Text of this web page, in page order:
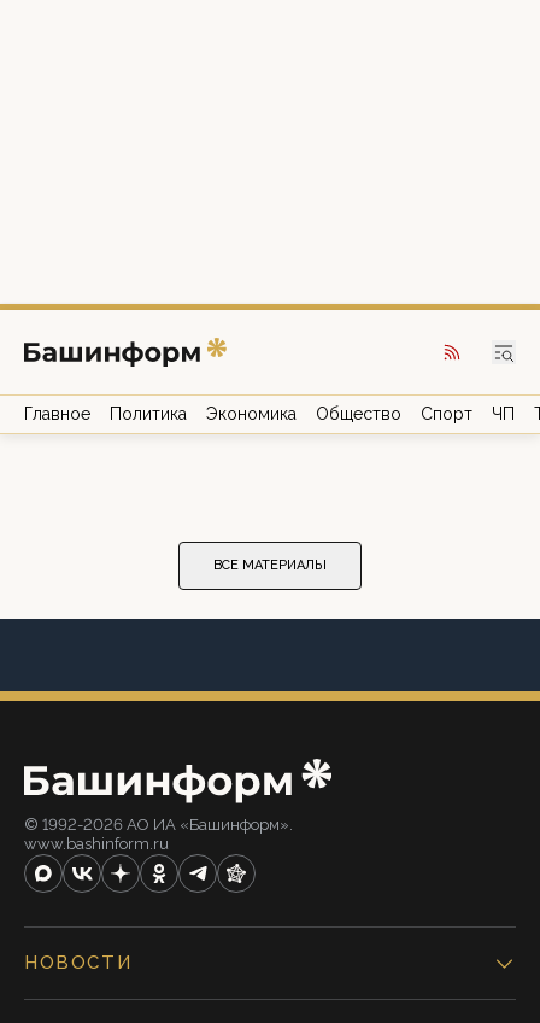
Главное Политика Экономика Общество Спорт ЧП
ВСЕ МАТЕРИАЛЫ
© 1992-2026 АО ИА «Башинформ».
www.bashinform.ru
НОВОСТИ